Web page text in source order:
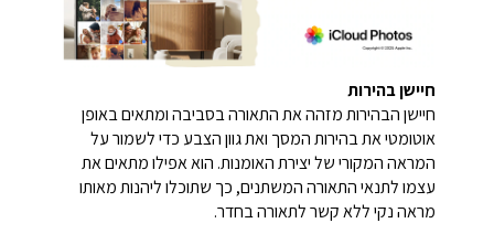
חיישן בהירות
חיישן הבהירות מזהה את התאורה בסביבה ומתאים באופן
אוטומטי את בהירות המסך ואת גוון הצבע כדי לשמור על
המראה המקורי של יצירת האומנות. הוא אפילו מתאים את
עצמו לתנאי התאורה המשתנים, כך שתוכלו ליהנות מאותו
מראה נקי ללא קשר לתאורה בחדר.